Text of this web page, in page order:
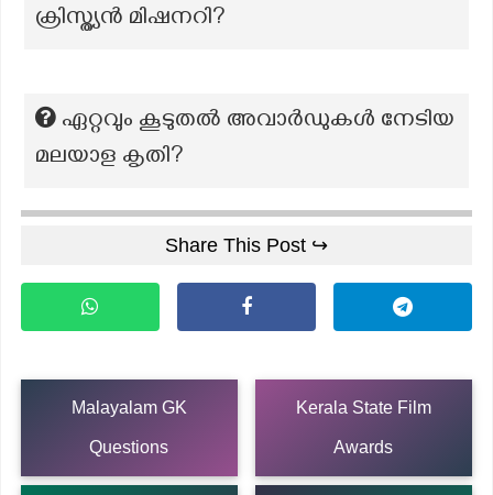
ക്രിസ്ത്യൻ മിഷനറി?
ഏറ്റവും കൂടുതൽ അവാർഡുകൾ നേടിയ
മലയാള കൃതി?
Share This Post ↪
Malayalam GK
Questions
Kerala State Film
Awards